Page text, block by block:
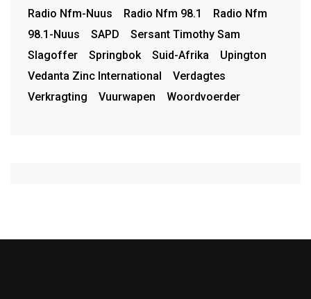
Radio Nfm-Nuus
Radio Nfm 98.1
Radio Nfm
98.1-Nuus
SAPD
Sersant Timothy Sam
Slagoffer
Springbok Suid-Afrika
Upington
Vedanta Zinc International
Verdagtes
Verkragting
Vuurwapen Woordvoerder